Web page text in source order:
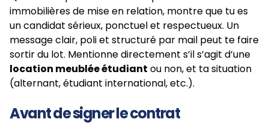
immobilières de mise en relation, montre que tu es
un candidat sérieux, ponctuel et respectueux. Un
message clair, poli et structuré par mail peut te faire
sortir du lot. Mentionne directement s’il s’agit d’une
location meublée étudiant ou non, et ta situation
(alternant, étudiant international, etc.).
Avant de signer le contrat